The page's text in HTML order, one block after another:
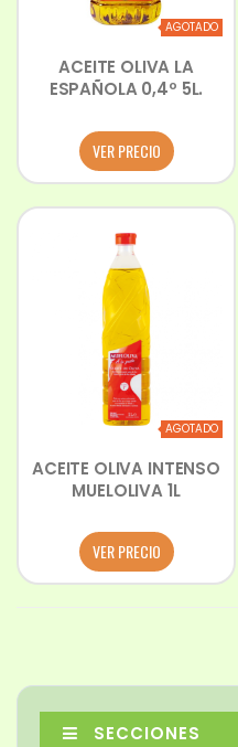
AGOTADO
ACEITE OLIVA LA
ESPAÑOLA 0,4º 5L.
VER PRECIO
AGOTADO
ACEITE OLIVA INTENSO
MUELOLIVA 1L
VER PRECIO
SECCIONES